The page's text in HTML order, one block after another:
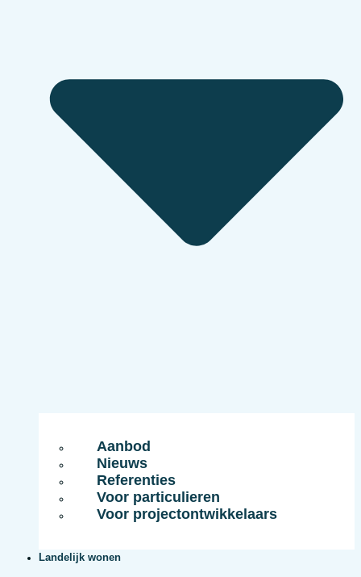
Aanbod
Nieuws
Referenties
Voor particulieren
Voor projectontwikkelaars
Landelijk wonen